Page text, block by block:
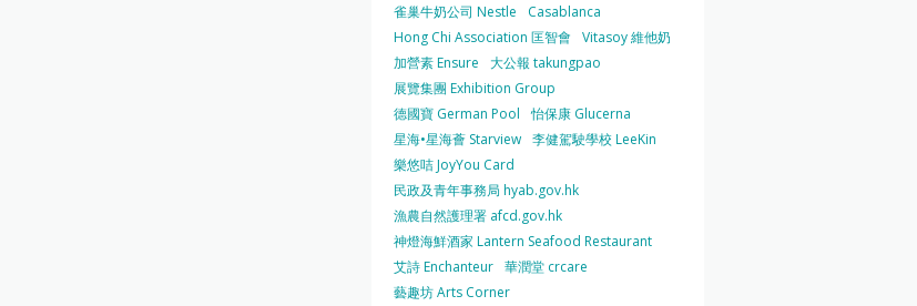
雀巢牛奶公司 Nestle
Casablanca
Hong Chi Association 匡智會
Vitasoy 維他奶
加營素 Ensure
大公報 takungpao
展覽集團 Exhibition Group
德國寶 German Pool
怡保康 Glucerna
星海•星海薈 Starview 李健駕駛學校 LeeKin
樂悠咭 JoyYou Card
民政及青年事務局 hyab.gov.hk
漁農自然護理署 afcd.gov.hk
神燈海鮮酒家 Lantern Seafood Restaurant
艾詩 Enchanteur 華潤堂 crcare
藝趣坊 Arts Corner